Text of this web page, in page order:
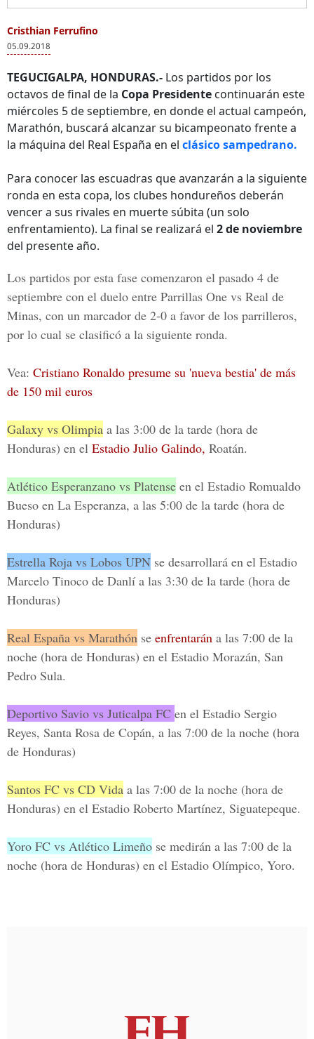
Cristhian Ferrufino
05.09.2018
TEGUCIGALPA, HONDURAS.- Los partidos por los
octavos de final de la Copa Presidente continuarán este
miércoles 5 de septiembre, en donde el actual campeón,
Marathón, buscará alcanzar su bicampeonato frente a
la máquina del Real España en el clásico sampedrano.
Para conocer las escuadras que avanzarán a la siguiente
ronda en esta copa, los clubes hondureños deberán
vencer a sus rivales en muerte súbita (un solo
enfrentamiento). La final se realizará el 2 de noviembre
del presente año.
Los partidos por esta fase comenzaron el pasado 4 de
septiembre con el duelo entre Parrillas One vs Real de
Minas, con un marcador de 2-0 a favor de los parrilleros,
por lo cual se clasificó a la siguiente ronda.
Vea: Cristiano Ronaldo presume su 'nueva bestia' de más
de 150 mil euros
Galaxy vs Olimpia a las 3:00 de la tarde (hora de
Honduras) en el Estadio Julio Galindo, Roatán.
Atlético Esperanzano vs Platense en el Estadio Romualdo
Bueso en La Esperanza, a las 5:00 de la tarde (hora de
Honduras)
Estrella Roja vs Lobos UPN se desarrollará en el Estadio
Marcelo Tinoco de Danlí a las 3:30 de la tarde (hora de
Honduras)
Real España vs Marathón se enfrentarán a las 7:00 de la
noche (hora de Honduras) en el Estadio Morazán, San
Pedro Sula.
Deportivo Savio vs Juticalpa FC en el Estadio Sergio
Reyes, Santa Rosa de Copán, a las 7:00 de la noche (hora
de Honduras)
Santos FC vs CD Vida a las 7:00 de la noche (hora de
Honduras) en el Estadio Roberto Martínez, Siguatepeque.
Yoro FC vs Atlético Limeño se medirán a las 7:00 de la
noche (hora de Honduras) en el Estadio Olímpico, Yoro.